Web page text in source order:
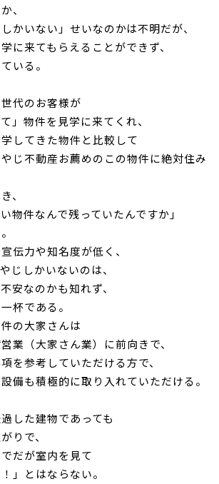
、
かいない」 せいなのかは不明だが、
に来てもらえることができず、
いる。
代のお客様が
」 物件を見学に来てくれ、
学してきた物件と比較して
じ不動産お薦めの この物件に絶対住み
、
物件なんで残っていたんですか」
伝力や知名度が低く、
じしかいないのは、
安なのかも知れず、
杯である。
の大家さんは
業（大家さん業）に前向きで、
を参考していただける方で、
備も積極的に取り入れていただける。
した建物であっても
りで、
だが室内を見て
」とはならない。